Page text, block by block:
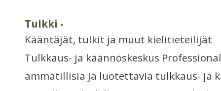
Tulkki -
Kääntäjät, tulkit ja muut kielitieteilijät
Tulkkaus- ja käännöskeskus
ammatillisia ja luotettavia tulkkaus- ja